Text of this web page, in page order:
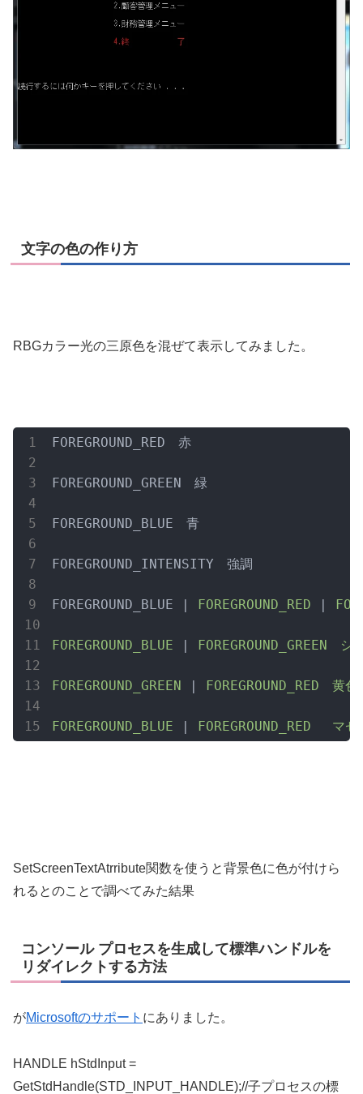
文字の色の作り方
RBGカラー光の三原色を混ぜて表示してみました。
FOREGROUND_RED　赤
FOREGROUND_GREEN　緑
FOREGROUND_BLUE　青
FOREGROUND_INTENSITY　強調
FOREGROUND_BLUE | FOREGROUND_RED |
FOREGROUND_BLUE | FOREGROUND_GREEN　シ
FOREGROUND_GREEN | FOREGROUND_RED　黄色
FOREGROUND_BLUE | FOREGROUND_RED 　マゼ
SetScreenTextAtrribute関数を使うと背景色に色が付けら
れるとのことで調べてみた結果
コンソール プロセスを生成して標準ハンドルを
リダイレクトする方法
がMicrosoftのサポート にありました。
HANDLE hStdInput =
GetStdHandle(STD_INPUT_HANDLE);//子プロセスの標